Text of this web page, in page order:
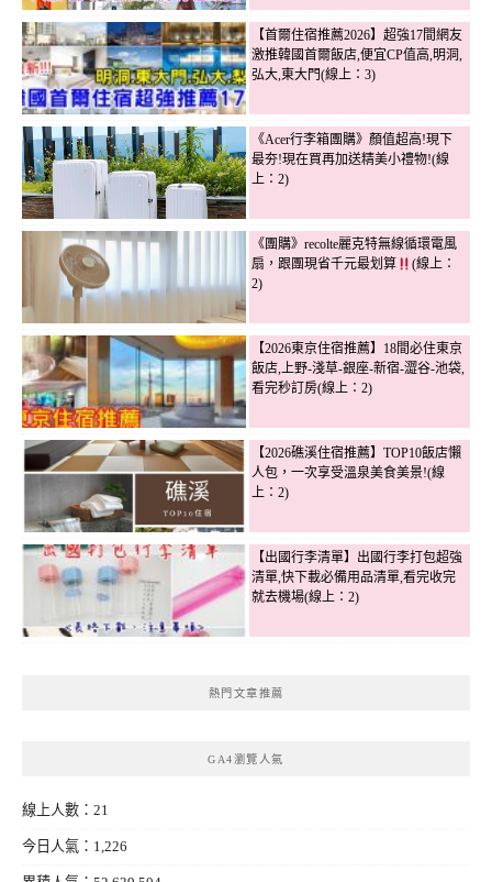
【首爾住宿推薦2026】超強17間網友
激推韓國首爾飯店,便宜CP值高,明洞,
弘大,東大門(線上：3)
《Acer行李箱團購》顏值超高!現下
最夯!現在買再加送精美小禮物!(線
上：2)
《團購》recolte麗克特無線循環電風
扇，跟團現省千元最划算
(線上：
2)
【2026東京住宿推薦】18間必住東京
飯店,上野-淺草-銀座-新宿-澀谷-池袋,
看完秒訂房(線上：2)
【2026礁溪住宿推薦】TOP10飯店懶
人包，一次享受溫泉美食美景!(線
上：2)
【出國行李清單】出國行李打包超強
清單,快下載必備用品清單,看完收完
就去機場(線上：2)
熱門文章推薦
GA4瀏覽人氣
線上人數：21
今日人氣：1,226